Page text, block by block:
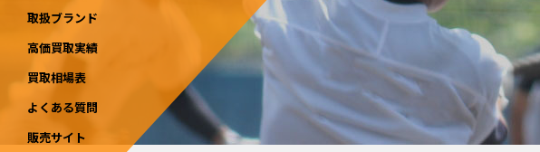
取扱ブランド
高価買取実績
買取相場表
よくある質問
販売サイト